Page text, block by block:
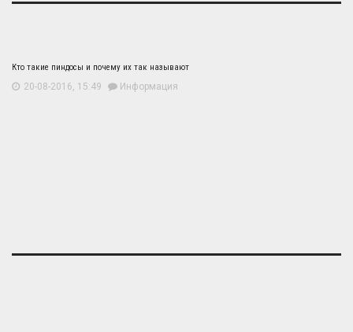
Кто такие пиндосы и почему их так называют
20-08-2016, 15:49 Информация